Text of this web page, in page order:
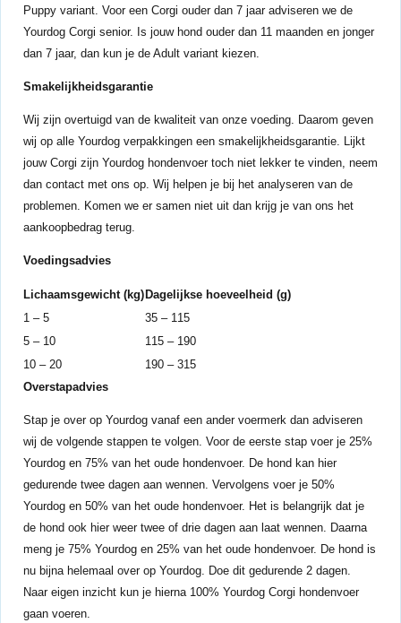
Puppy variant. Voor een Corgi ouder dan 7 jaar adviseren we de
Yourdog Corgi senior. Is jouw hond ouder dan 11 maanden en jonger
dan 7 jaar, dan kun je de Adult variant kiezen.
Smakelijkheidsgarantie
Wij zijn overtuigd van de kwaliteit van onze voeding. Daarom geven
wij op alle Yourdog verpakkingen een smakelijkheidsgarantie. Lijkt
jouw Corgi zijn Yourdog hondenvoer toch niet lekker te vinden, neem
dan contact met ons op. Wij helpen je bij het analyseren van de
problemen. Komen we er samen niet uit dan krijg je van ons het
aankoopbedrag terug.
Voedingsadvies
Lichaamsgewicht (kg) Dagelijkse hoeveelheid (g)
1 – 5
35 – 115
5 – 10
115 – 190
10 – 20
190 – 315
Overstapadvies
Stap je over op Yourdog vanaf een ander voermerk dan adviseren
wij de volgende stappen te volgen. Voor de eerste stap voer je 25%
Yourdog en 75% van het oude hondenvoer. De hond kan hier
gedurende twee dagen aan wennen. Vervolgens voer je 50%
Yourdog en 50% van het oude hondenvoer. Het is belangrijk dat je
de hond ook hier weer twee of drie dagen aan laat wennen. Daarna
meng je 75% Yourdog en 25% van het oude hondenvoer. De hond is
nu bijna helemaal over op Yourdog. Doe dit gedurende 2 dagen.
Naar eigen inzicht kun je hierna 100% Yourdog Corgi hondenvoer
gaan voeren.